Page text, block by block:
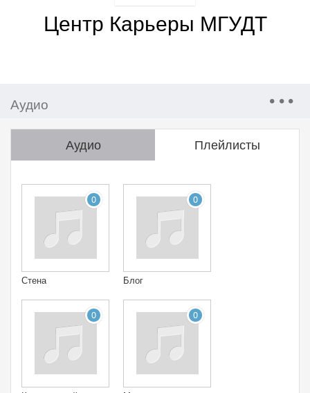
Центр Карьеры МГУДТ
Аудио
Аудио Плейлисты
0
Стена
0
Блог
0 0